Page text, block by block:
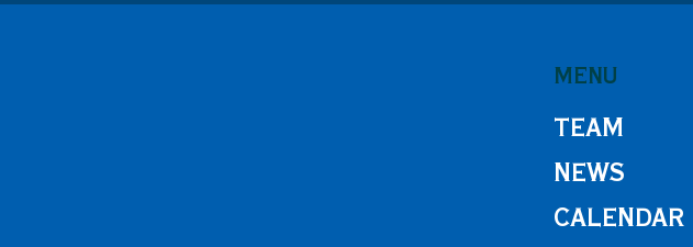
MENU
TEAM
NEWS
CALENDAR